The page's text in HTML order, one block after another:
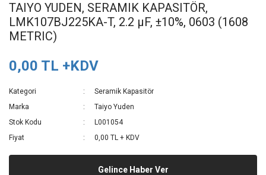
TAIYO YUDEN, SERAMIK KAPASITÖR,
LMK107BJ225KA-T, 2.2 µF, ±10%, 0603 (1608
METRIC)
0,00 TL +KDV
Kategori
Seramik Kapasitör
Marka
Taiyo Yuden
Stok Kodu
L001054
Fiyat
0,00 TL + KDV
Gelince Haber Ver